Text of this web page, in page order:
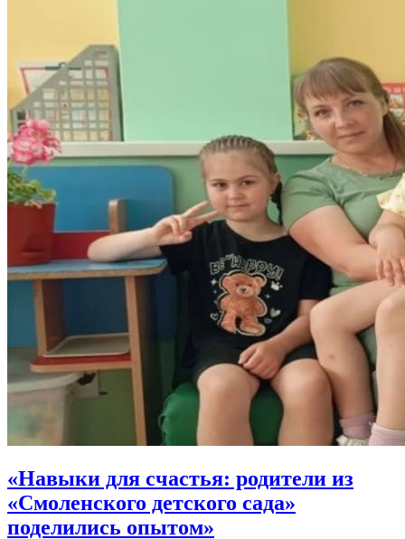
«Навыки для счастья: родители из
«Смоленского детского сада»
поделились опытом»